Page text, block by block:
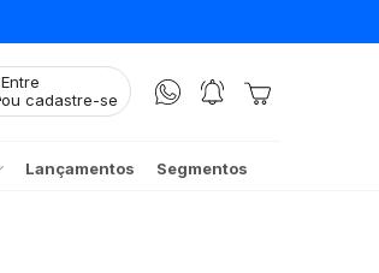
Entre
ou cadastre-se
Lançamentos Segmentos